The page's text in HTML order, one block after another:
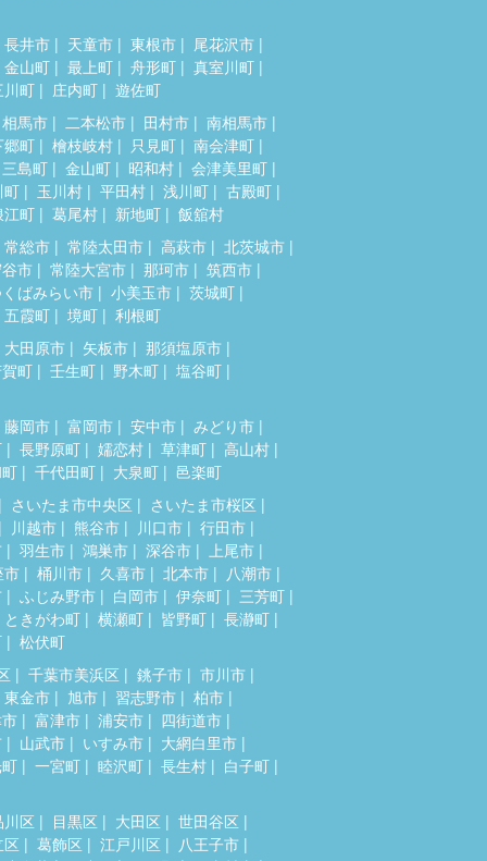
長井市 天童市 東根市
尾花沢市
金山町
最上町 舟形町
真室川町
川町
庄内町
遊佐町
相馬市
二本松市 田村市
南相馬市
郷町
檜枝岐村 只見町
南会津町
三島町
金山町 昭和村
会津美里町
町
玉川村 平田村 浅川町
古殿町
江町
葛尾村 新地町
飯舘村
常総市
常陸太田市 高萩市
北茨城市
市
常陸大宮市 那珂市
筑西市
ばみらい市
小美玉市
茨城町
五霞町
境町
利根町
大田原市
矢板市
那須塩原市
町
壬生町 野木町 塩谷町
藤岡市 富岡市 安中市
みどり市
長野原町 嬬恋村 草津町
高山村
千代田町 大泉町
邑楽町
さいたま市中央区
さいたま市桜区
川越市
熊谷市 川口市
行田市
羽生市 鴻巣市 深谷市
上尾市
市
桶川市 久喜市 北本市
八潮市
ふじみ野市 白岡市 伊奈町
三芳町
ときがわ町
横瀬町 皆野町
長瀞町
松伏町
千葉市美浜区 銚子市
市川市
東金市
旭市 習志野市
柏市
富津市 浦安市
四街道市
山武市 いすみ市
大網白里市
一宮町 睦沢町 長生村 白子町
川区 目黒区 大田区
世田谷区
葛飾区 江戸川区
八王子市